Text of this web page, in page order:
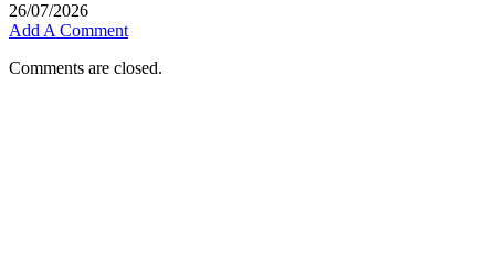
26/07/2026
Add A Comment
Comments are closed.